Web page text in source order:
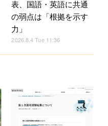
表、国語・英語に共通
の弱点は「根拠を示す
力」
2026.8.4 Tue 11:36